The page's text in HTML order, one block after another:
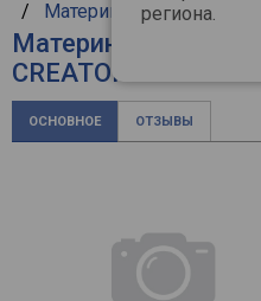
региона.
/ Материнские платы
Материнская плата
CREATOR WIFI
ОСНОВНОЕ ОТЗЫВЫ